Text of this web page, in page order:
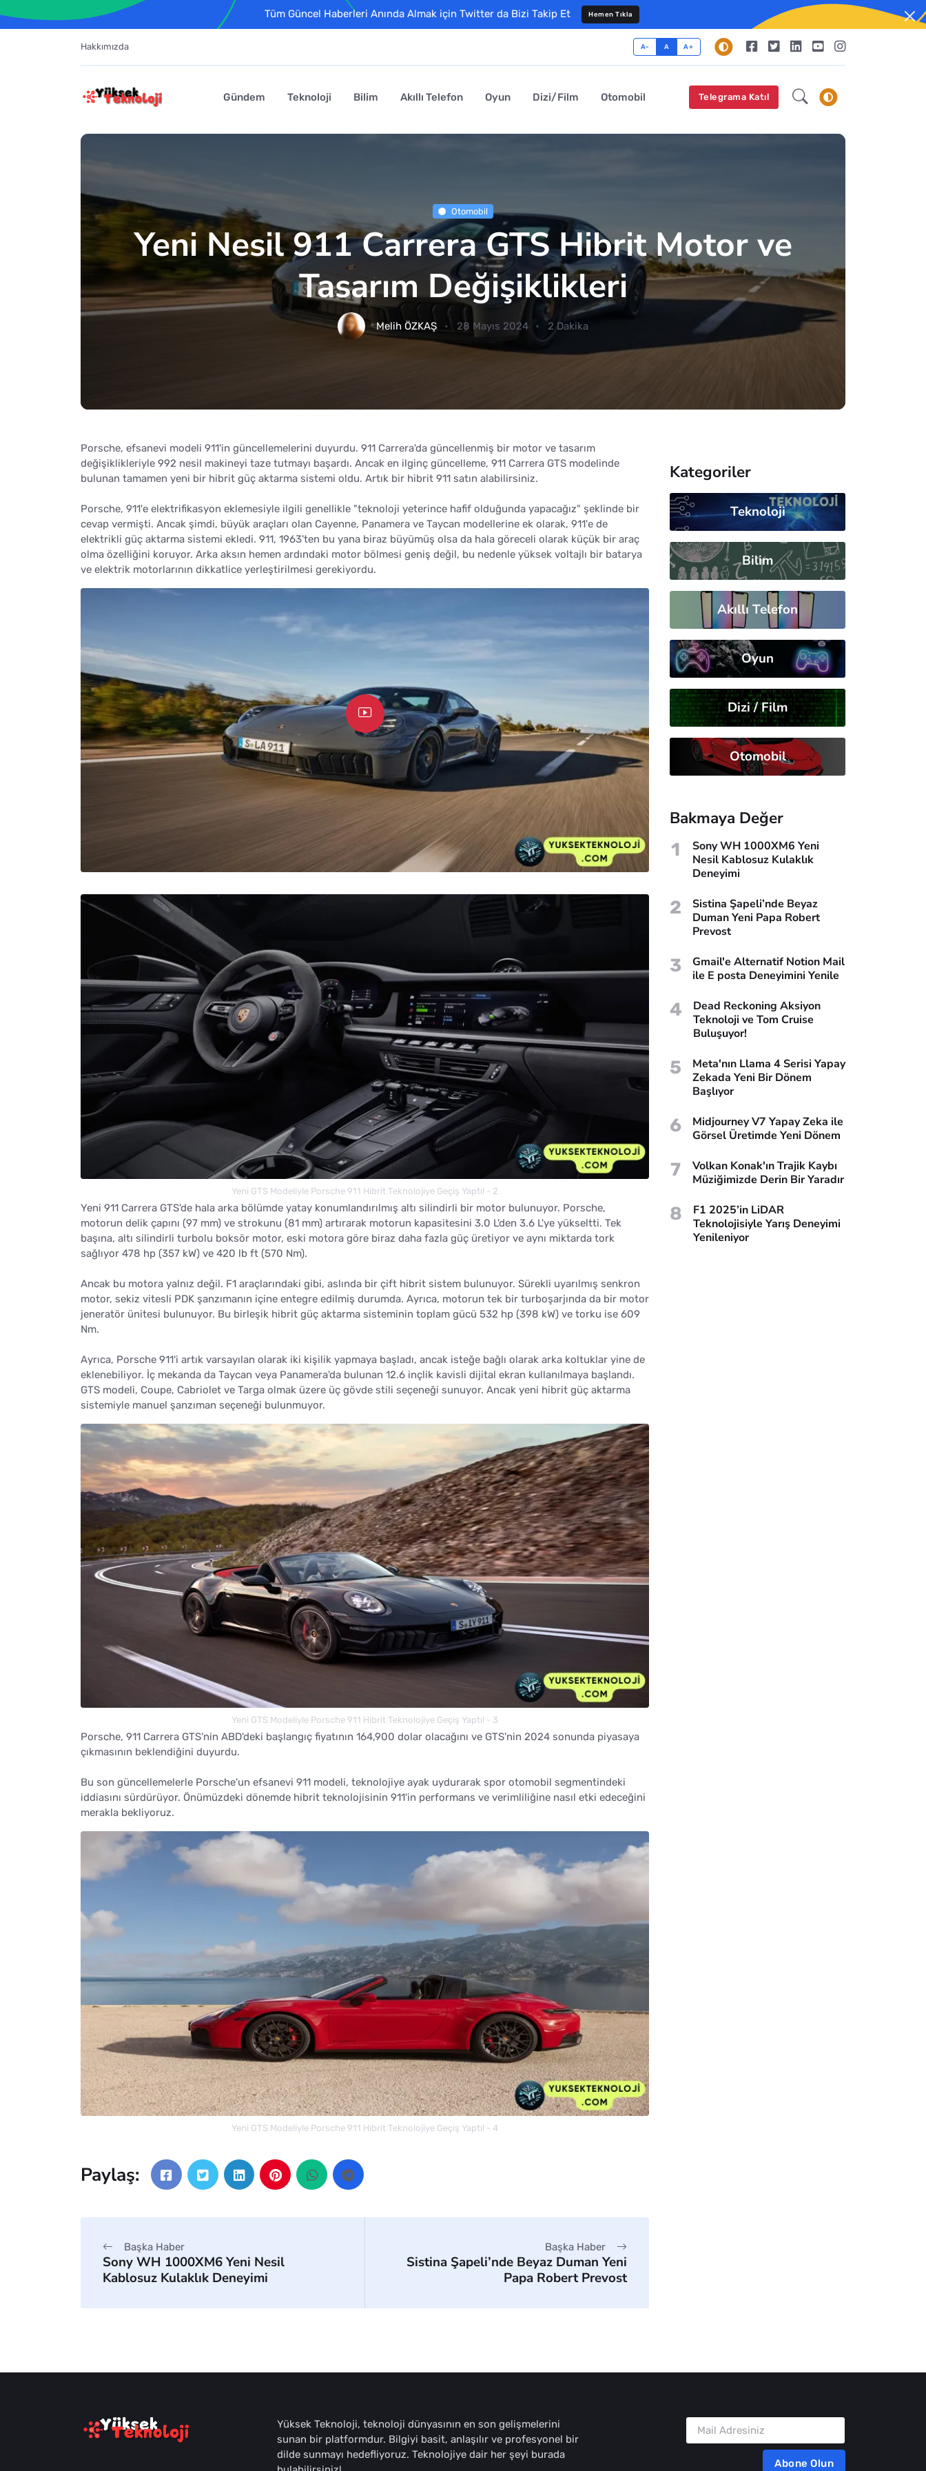
Tüm Güncel Haberleri Anında Almak için Twitter da Bizi Takip Et Hemen Tıkla
Hakkımızda A- A A+
Gündem Teknoloji Bilim Akıllı Telefon Oyun Dizi/Film Otomobil Telegrama Katıl
Otomobil
Yeni Nesil 911 Carrera GTS Hibrit Motor ve
Tasarım Değişiklikleri
Melih ÖZKAŞ 28 Mayıs 2024 2 Dakika
Porsche, efsanevi modeli 911'in güncellemelerini duyurdu. 911 Carrera'da güncellenmiş bir motor ve tasarım
değişiklikleriyle 992 nesil makineyi taze tutmayı başardı. Ancak en ilginç güncelleme, 911 Carrera GTS modelinde
bulunan tamamen yeni bir hibrit güç aktarma sistemi oldu. Artık bir hibrit 911 satın alabilirsiniz.
Porsche, 911'e elektrifikasyon eklemesiyle ilgili genellikle "teknoloji yeterince hafif olduğunda yapacağız" şeklinde bir
cevap vermişti. Ancak şimdi, büyük araçları olan Cayenne, Panamera ve Taycan modellerine ek olarak, 911'e de
elektrikli güç aktarma sistemi ekledi. 911, 1963'ten bu yana biraz büyümüş olsa da hala göreceli olarak küçük bir araç
olma özelliğini koruyor. Arka aksın hemen ardındaki motor bölmesi geniş değil, bu nedenle yüksek voltajlı bir batarya
ve elektrik motorlarının dikkatlice yerleştirilmesi gerekiyordu.
Yeni GTS Modeliyle Porsche 911 Hibrit Teknolojiye Geçiş Yaptı! - 2
Yeni 911 Carrera GTS'de hala arka bölümde yatay konumlandırılmış altı silindirli bir motor bulunuyor. Porsche,
motorun delik çapını (97 mm) ve strokunu (81 mm) artırarak motorun kapasitesini 3.0 L'den 3.6 L'ye yükseltti. Tek
başına, altı silindirli turbolu boksör motor, eski motora göre biraz daha fazla güç üretiyor ve aynı miktarda tork
sağlıyor 478 hp (357 kW) ve 420 lb ft (570 Nm).
Ancak bu motora yalnız değil. F1 araçlarındaki gibi, aslında bir çift hibrit sistem bulunuyor. Sürekli uyarılmış senkron
motor, sekiz vitesli PDK şanzımanın içine entegre edilmiş durumda. Ayrıca, motorun tek bir turboşarjında da bir motor
jeneratör ünitesi bulunuyor. Bu birleşik hibrit güç aktarma sisteminin toplam gücü 532 hp (398 kW) ve torku ise 609
Nm.
Ayrıca, Porsche 911'i artık varsayılan olarak iki kişilik yapmaya başladı, ancak isteğe bağlı olarak arka koltuklar yine de
eklenebiliyor. İç mekanda da Taycan veya Panamera'da bulunan 12.6 inçlik kavisli dijital ekran kullanılmaya başlandı.
GTS modeli, Coupe, Cabriolet ve Targa olmak üzere üç gövde stili seçeneği sunuyor. Ancak yeni hibrit güç aktarma
sistemiyle manuel şanzıman seçeneği bulunmuyor.
Yeni GTS Modeliyle Porsche 911 Hibrit Teknolojiye Geçiş Yaptı! - 3
Porsche, 911 Carrera GTS'nin ABD'deki başlangıç fiyatının 164,900 dolar olacağını ve GTS'nin 2024 sonunda piyasaya
çıkmasının beklendiğini duyurdu.
Bu son güncellemelerle Porsche'un efsanevi 911 modeli, teknolojiye ayak uydurarak spor otomobil segmentindeki
iddiasını sürdürüyor. Önümüzdeki dönemde hibrit teknolojisinin 911'in performans ve verimliliğine nasıl etki edeceğini
merakla bekliyoruz.
Yeni GTS Modeliyle Porsche 911 Hibrit Teknolojiye Geçiş Yaptı! - 4
Paylaş:
Başka Haber
Sony WH 1000XM6 Yeni Nesil
Kablosuz Kulaklık Deneyimi
Başka Haber
Sistina Şapeli’nde Beyaz Duman Yeni
Papa Robert Prevost
Kategoriler
Teknoloji
Bilim
Akıllı Telefon
Oyun
Dizi / Film
Otomobil
Bakmaya Değer
1
Sony WH 1000XM6 Yeni
Nesil Kablosuz Kulaklık
Deneyimi
2
Sistina Şapeli’nde Beyaz
Duman Yeni Papa Robert
Prevost
3
Gmail'e Alternatif Notion Mail
ile E posta Deneyimini Yenile
4
Dead Reckoning Aksiyon
Teknoloji ve Tom Cruise
Buluşuyor!
5
Meta'nın Llama 4 Serisi Yapay
Zekada Yeni Bir Dönem
Başlıyor
6
Midjourney V7 Yapay Zeka ile
Görsel Üretimde Yeni Dönem
7
Volkan Konak'ın Trajik Kaybı
Müziğimizde Derin Bir Yaradır
8
F1 2025’in LiDAR
Teknolojisiyle Yarış Deneyimi
Yenileniyor
Yüksek Teknoloji, teknoloji dünyasının en son gelişmelerini
sunan bir platformdur. Bilgiyi basit, anlaşılır ve profesyonel bir
dilde sunmayı hedefliyoruz. Teknolojiye dair her şeyi burada
Abone Olun